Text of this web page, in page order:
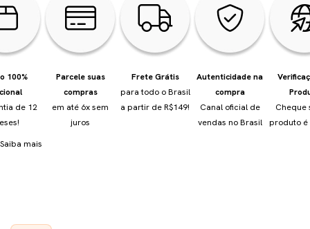
100%
de 12
Parcele suas
compras
em até 6x sem
juros
Frete Grátis
para todo o Brasil
a partir de R$149!
Autenticidade na
compra
Canal oficial de
vendas no Brasil
Cheque
produto é
Saiba mais